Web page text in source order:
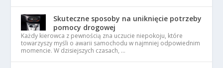
Skuteczne sposoby na uniknięcie potrzeby
pomocy drogowej
Każdy kierowca z pewnością zna uczucie niepokoju, które
towarzyszy myśli o awarii samochodu w najmniej odpowiednim
momencie. W dzisiejszych czasach, …